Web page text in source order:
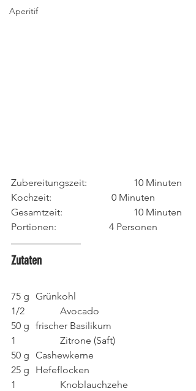
Aperitif
Zubereitungszeit: 		10 Minuten
Kochzeit: 			 0 Minuten
Gesamtzeit: 			10 Minuten
Portionen:			4 Personen
Zutaten
75 g 	Grünkohl
1/2 		Avocado
50 g 	frischer Basilikum
1 		Zitrone (Saft)
50 g 	Cashewkerne
25 g 	Hefeflocken
1 		Knoblauchzehe